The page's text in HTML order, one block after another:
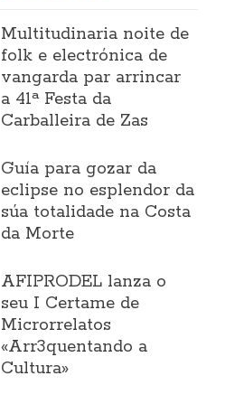
Multitudinaria noite de
folk e electrónica de
vangarda par arrincar
a 41ª Festa da
Carballeira de Zas
Guía para gozar da
eclipse no esplendor da
súa totalidade na Costa
da Morte
AFIPRODEL lanza o
seu I Certame de
Microrrelatos
«Arr3quentando a
Cultura»